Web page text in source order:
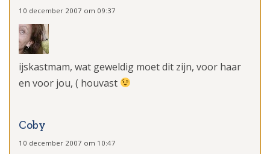
10 december 2007 om 09:37
ijskastmam, wat geweldig moet dit zijn, voor haar
en voor jou, ( houvast
Coby
10 december 2007 om 10:47